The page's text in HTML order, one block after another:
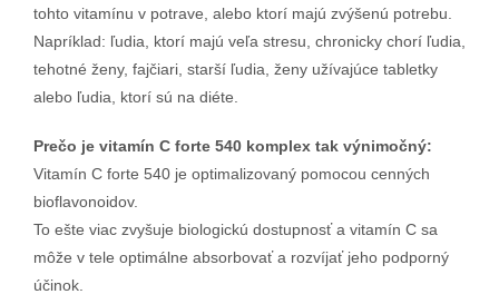
tohto vitamínu v potrave, alebo ktorí majú zvýšenú potrebu.
Napríklad: ľudia, ktorí majú veľa stresu, chronicky chorí ľudia,
tehotné ženy, fajčiari, starší ľudia, ženy užívajúce tabletky
alebo ľudia, ktorí sú na diéte.
Prečo je vitamín C forte 540 komplex tak výnimočný:
Vitamín C forte 540 je optimalizovaný pomocou cenných
bioflavonoidov.
To ešte viac zvyšuje biologickú dostupnosť a vitamín C sa
môže v tele optimálne absorbovať a rozvíjať jeho podporný
účinok.